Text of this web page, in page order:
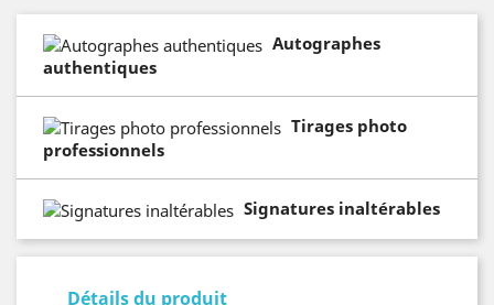
Autographes
authentiques
Tirages photo
professionnels
Signatures inaltérables
Détails du produit